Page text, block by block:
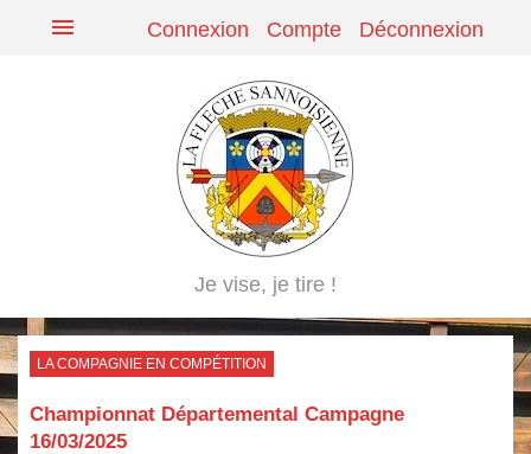
Connexion Compte Déconnexion
Je vise, je tire !
menu
LA COMPAGNIE EN COMPÉTITION
Championnat Départemental Campagne
16/03/2025